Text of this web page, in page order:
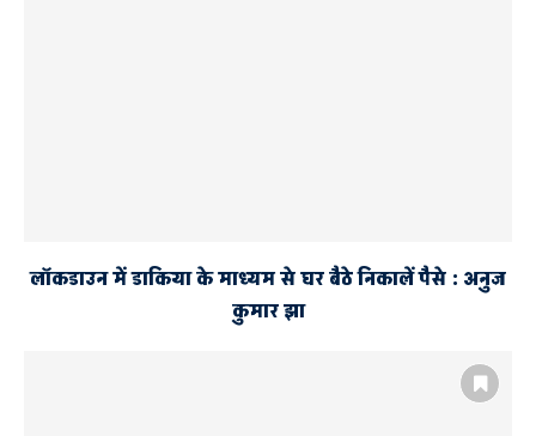
लॉकडाउन में डाकिया के माध्यम से घर बैठे निकालें पैसे : अनुज
कुमार झा